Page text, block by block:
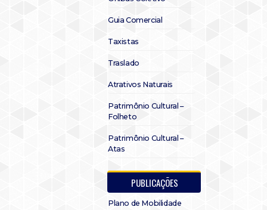
Guia Comercial
Taxistas
Traslado
Atrativos Naturais
Patrimônio Cultural –
Folheto
Patrimônio Cultural –
Atas
PUBLICAÇÕES
Plano de Mobilidade